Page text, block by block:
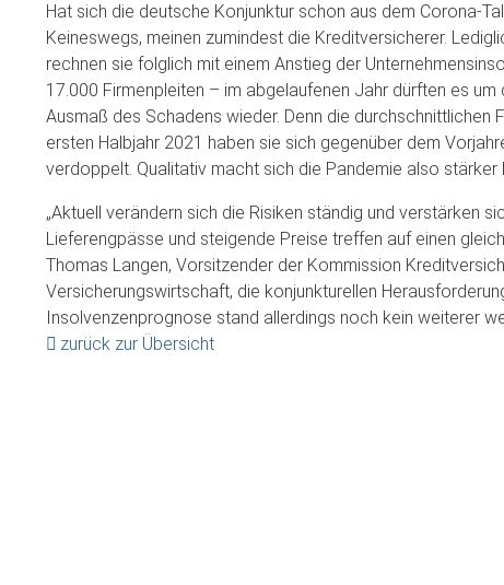
Hat sich die deutsche Konjunktur schon aus dem Corona-
Keineswegs, meinen zumindest die Kreditversicherer.
rechnen sie folglich mit einem Anstieg der
17.000 Firmenpleiten – im abgelaufenen Jahr dürften es
Ausmaß des Schadens wieder. Denn die
ersten Halbjahr 2021 haben sie sich gegenüber dem
verdoppelt. Qualitativ macht sich die Pandemie also stärker
„Aktuell verändern sich die Risiken ständig und verstärken
Lieferengpässe und steigende Preise treffen auf einen
Thomas Langen, Vorsitzender der Kommission
Versicherungswirtschaft, die konjunkturellen
Insolvenzenprognose stand allerdings noch kein weiterer
zurück zur Übersicht